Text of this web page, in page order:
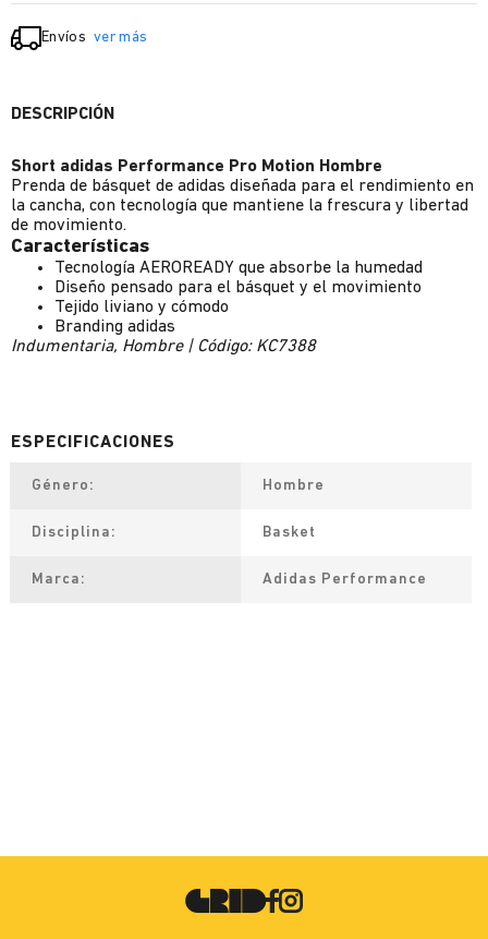
Envíos ver más
DESCRIPCIÓN
Short adidas Performance Pro Motion Hombre
Prenda de básquet de adidas diseñada para el rendimiento en
la cancha, con tecnología que mantiene la frescura y libertad
de movimiento.
Características
Tecnología AEROREADY que absorbe la humedad
Diseño pensado para el básquet y el movimiento
Tejido liviano y cómodo
Branding adidas
Indumentaria, Hombre | Código: KC7388
Género Hombre
Disciplina Basket
Marca Adidas Performance